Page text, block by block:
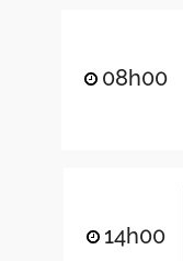
08h00
14h00